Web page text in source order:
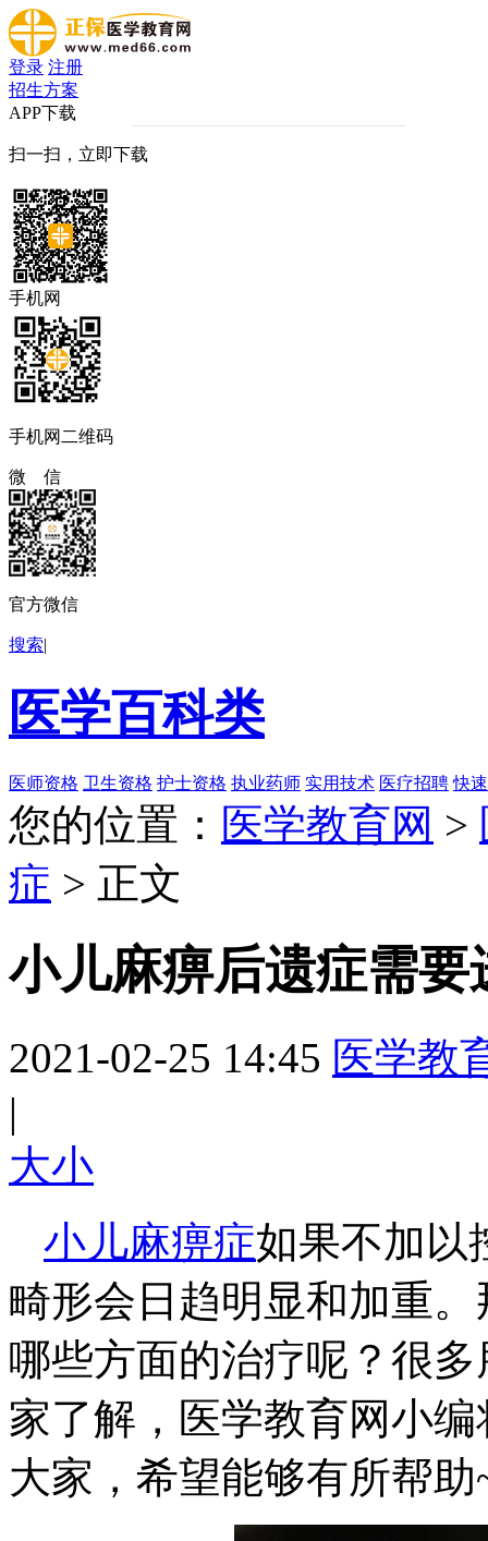
登录 注册
招生方案
APP下载
扫一扫，立即下载
手机网
手机网二维码
微 信
官方微信
搜索|
医学百科类
医师资格 卫生资格 护士资格 执业药师 实用技术 医疗招聘 快
您的位置： 医学教育网 >
症 > 正文
小儿麻痹后遗症需
2021-02-25 14:45 医学教
|
大小
小儿麻痹症如果不加以
畸形会日趋明显和加重
哪些方面的治疗呢？很
家了解，医学教育网小
大家，希望能够有所帮助